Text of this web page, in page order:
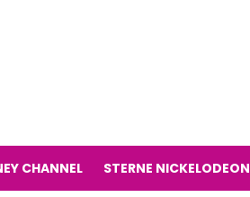
CHANNEL STERNE NICKELODEON